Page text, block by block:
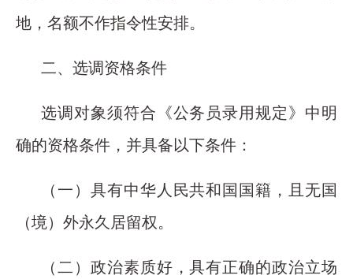
地，名额不作指令性安排。
二、选调资格条件
选调对象须符合《公务员录用规定》中明
确的资格条件，并具备以下条件：
（一）具有中华人民共和国国籍，且无国
（境）外永久居留权。
（二）政治素质好，具有正确的政治立场